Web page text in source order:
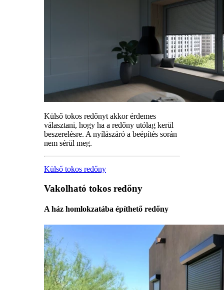
Külső tokos redőnyt akkor érdemes
választani, hogy ha a redőny utólag kerül
beszerelésre. A nyílászáró a beépítés során
nem sérül meg.
Külső tokos redőny
Vakolható tokos redőny
A ház homlokzatába építhető redőny